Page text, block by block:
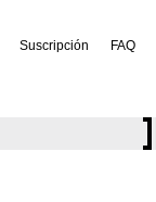
Suscripción FAQ